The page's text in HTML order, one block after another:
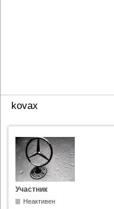
kovax
Участник
Неактивен